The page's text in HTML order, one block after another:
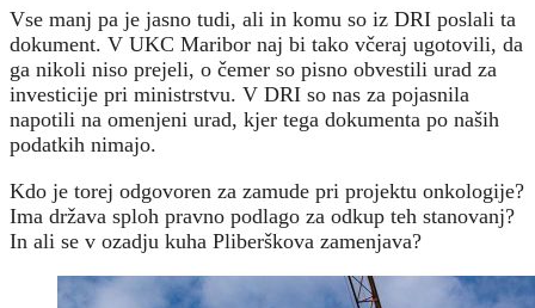
Vse manj pa je jasno tudi, ali in komu so iz DRI poslali ta
dokument. V UKC Maribor naj bi tako včeraj ugotovili, da
ga nikoli niso prejeli, o čemer so pisno obvestili urad za
investicije pri ministrstvu. V DRI so nas za pojasnila
napotili na omenjeni urad, kjer tega dokumenta po naših
podatkih nimajo.
Kdo je torej odgovoren za zamude pri projektu onkologije?
Ima država sploh pravno podlago za odkup teh stanovanj?
In ali se v ozadju kuha Pliberškova zamenjava?